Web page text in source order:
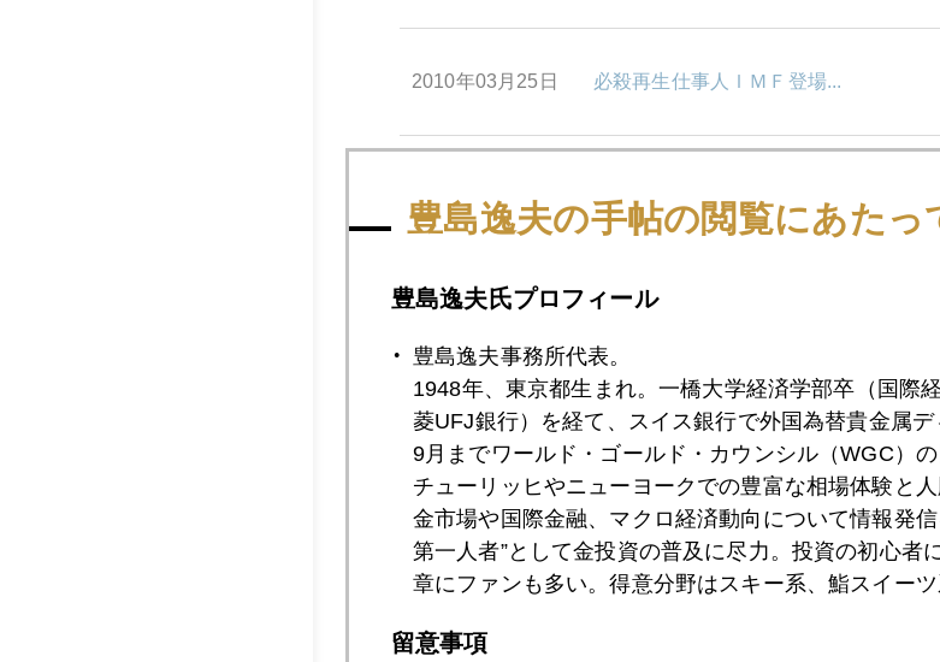
2010年03月25日 必殺再生仕事人ＩＭＦ登場...
2010年03月23日 スパゲッティ・スワップ
2010年03月19日 芝浜
2010年03月18日 国債の罠（trap）
豊島逸夫の手帖の閲覧にあたっ
豊島逸夫氏プロフィール
豊島逸夫事務所代表。
1948年、東京都生まれ。一橋大学経済学部卒（国際
菱UFJ銀行）を経て、スイス銀行で外国為替貴金属
9月までワールド・ゴールド・カウンシル（WGC）
チューリッヒやニューヨークでの豊富な相場体験と
金市場や国際金融、マクロ経済動向について情報発
第一人者”として金投資の普及に尽力。投資の初心者
章にファンも多い。得意分野はスキー系、鮨スイーツ
留意事項